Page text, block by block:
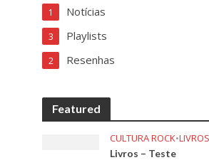
Notícias
1
Playlists
3
Resenhas
2
Featured
CULTURA ROCK•LIVROS
Livros – Teste